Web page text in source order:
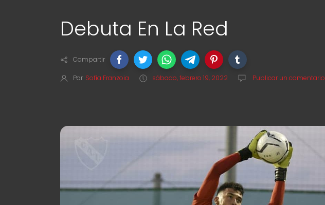
Debuta En La Red
Compartir
Por Sofía Franzoia sábado, febrero 19, 2022 Publicar un comentario